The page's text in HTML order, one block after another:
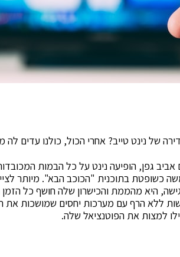
של נינט טייב? אחרי הכול, כולנו עדים לה
אביב גפן, הופיעה נינט על כל הבמות
כשופטת בתוכנית "הכוכב הבא". מיותר
היא מהממת והכישרון שלה חושף כל
ללא הרף עם מערכות יחסים שמושכות
למצות את הפוטנציאל שלה.